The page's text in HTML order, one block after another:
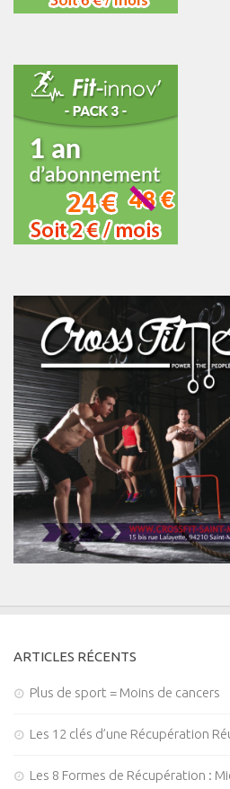
ARTICLES RÉCENTS
Plus de sport = Moins de cancers
Les 12 clés d’une Récupération
Les 8 Formes de Récupération :